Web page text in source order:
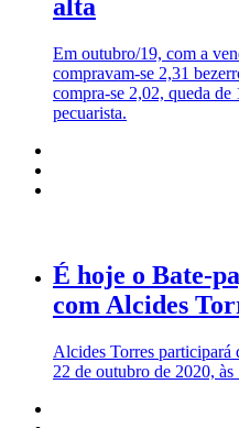
alta
Em outubro/19, com a
compravam-se 2,31
compra-se 2,02, queda
pecuarista.
É hoje o Bate-
com Alcides
Alcides Torres participará
22 de outubro de 2020,